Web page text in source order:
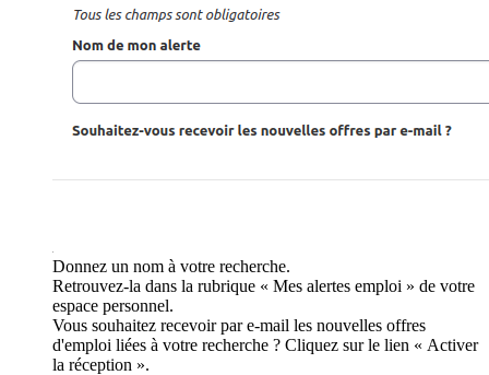
Donnez un nom à votre recherche.
Retrouvez-la dans la rubrique « Mes alertes emploi » de votre
espace personnel.
Vous souhaitez recevoir par e-mail les nouvelles offres
d'emploi liées à votre recherche ? Cliquez sur le lien « Activer
la réception ».